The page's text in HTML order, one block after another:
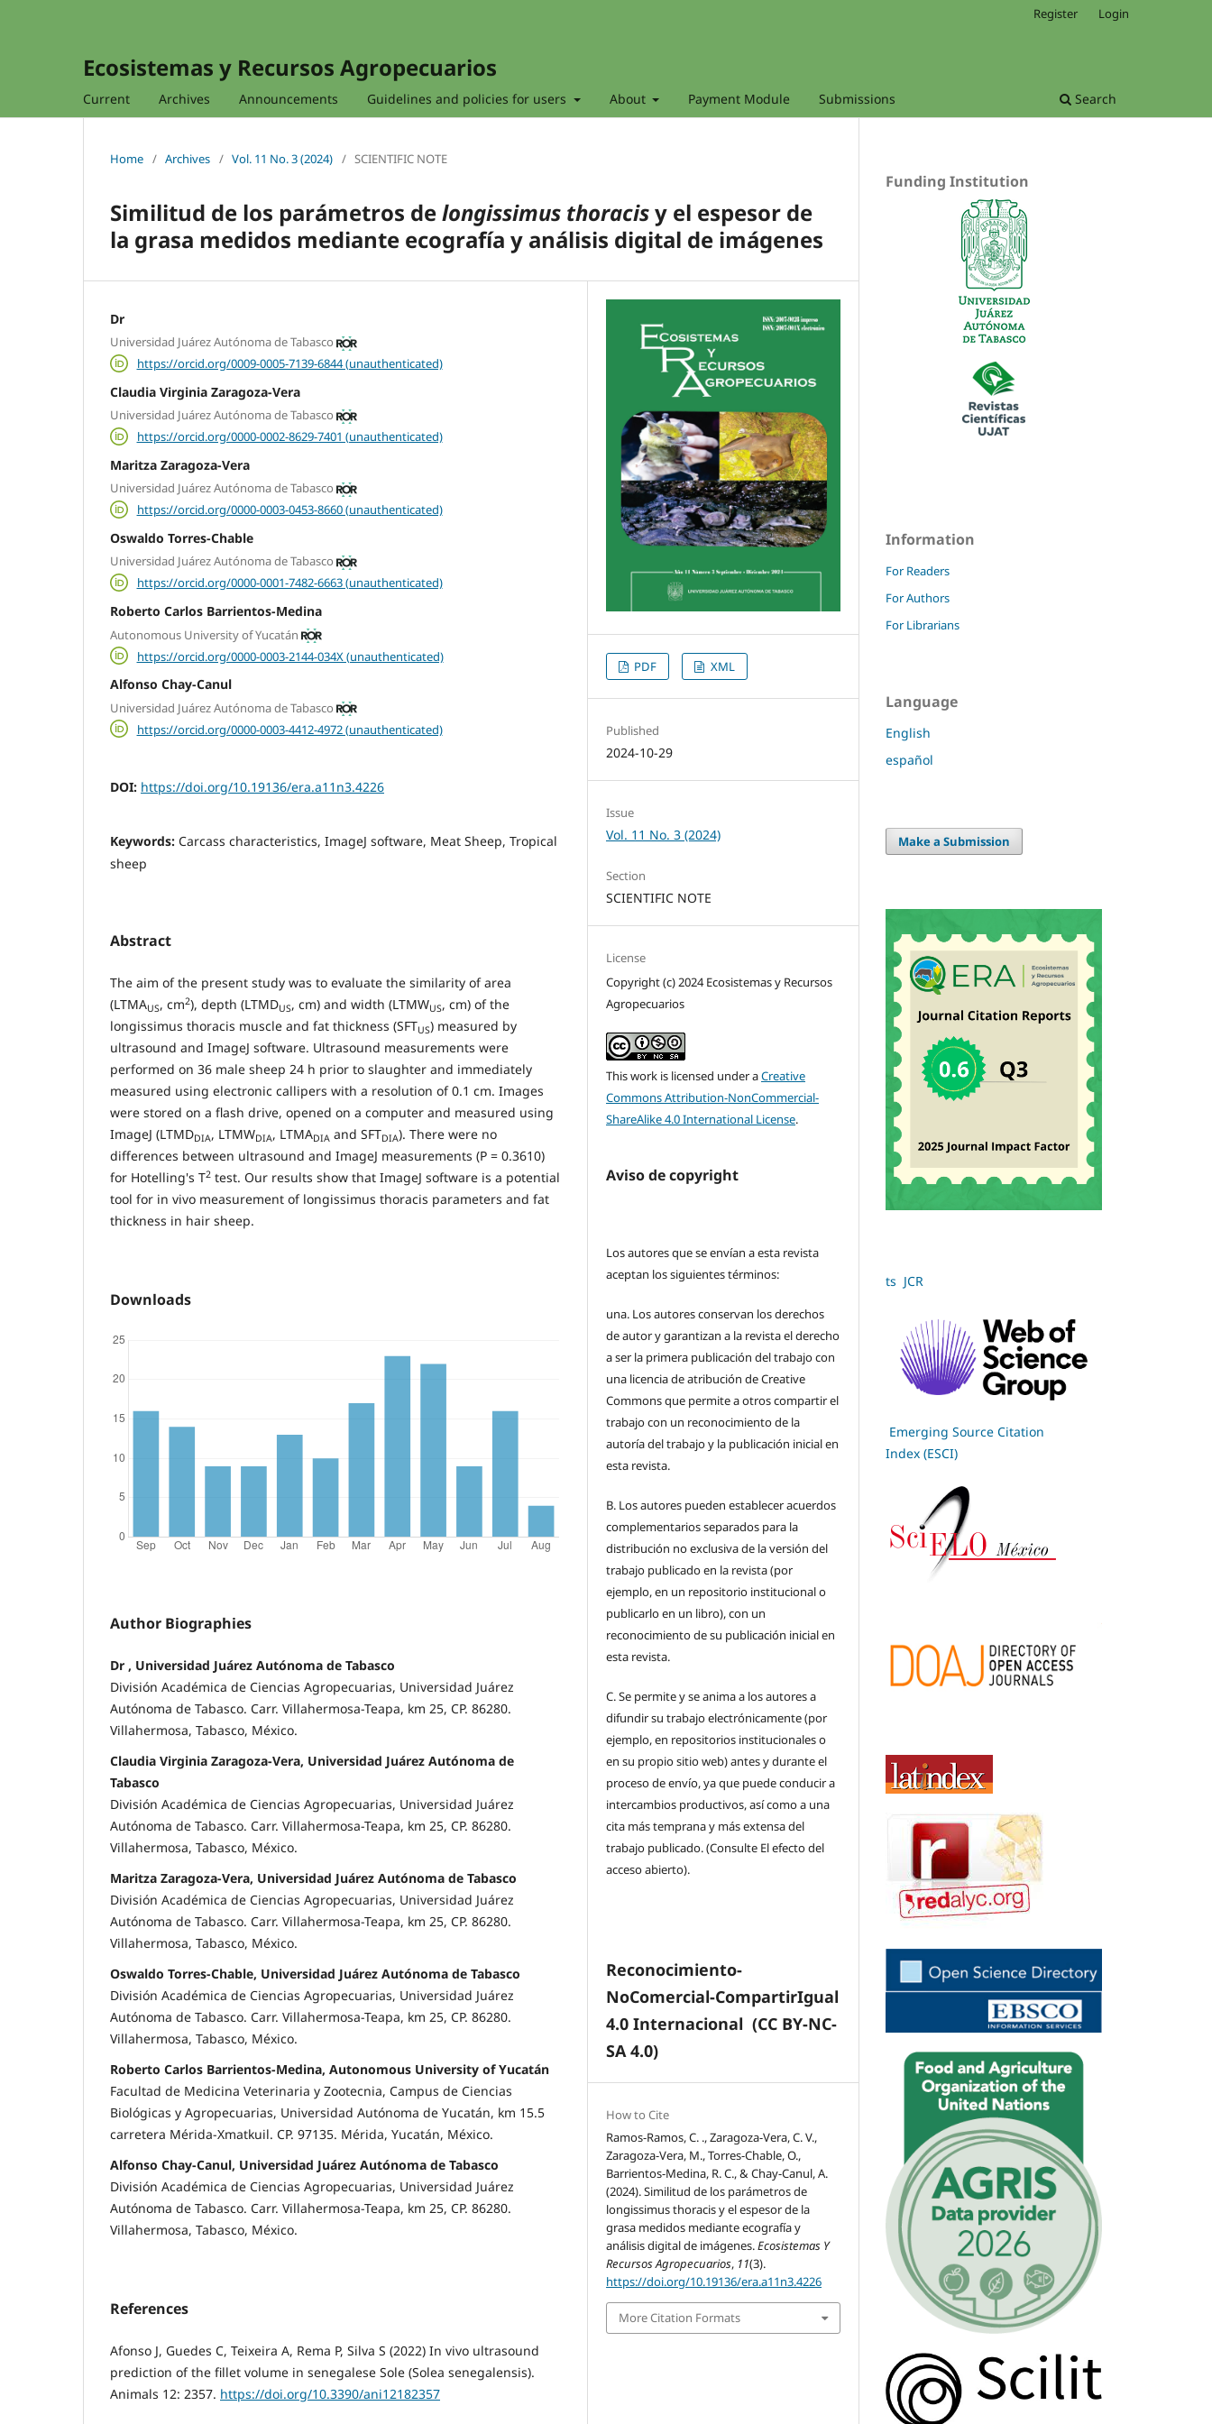
Ecosistemas y Recursos Agropecuarios
Current Archives Announcements Guidelines and policies for users About Payment Module Submissions Search
Register Login
Home / Archives / Vol. 11 No. 3 (2024) / SCIENTIFIC NOTE
Similitud de los parámetros delongissimus thoracisy el espesor de
la grasa medidos mediante ecografía y análisis digital de imágenes
Dr
Universidad Juárez Autónoma de Tabasco
https://orcid.org/0009-0005-7139-6844 (unauthenticated)
Claudia Virginia Zaragoza-Vera
Universidad Juárez Autónoma de Tabasco
https://orcid.org/0000-0002-8629-7401 (unauthenticated)
Maritza Zaragoza-Vera
Universidad Juárez Autónoma de Tabasco
https://orcid.org/0000-0003-0453-8660 (unauthenticated)
Oswaldo Torres-Chable
Universidad Juárez Autónoma de Tabasco
https://orcid.org/0000-0001-7482-6663 (unauthenticated)
Roberto Carlos Barrientos-Medina
Autonomous University of Yucatán
https://orcid.org/0000-0003-2144-034X (unauthenticated)
Alfonso Chay-Canul
Universidad Juárez Autónoma de Tabasco
https://orcid.org/0000-0003-4412-4972 (unauthenticated)
DOI: https://doi.org/10.19136/era.a11n3.4226
Keywords: Carcass characteristics, ImageJ software, Meat Sheep, Tropical
sheep
Abstract
The aim of the present study was to evaluate the similarity of area
(LTMAUS, cm2), depth (LTMDUS, cm) and width (LTMWUS, cm) of the
longissimus thoracis muscle and fat thickness (SFTUS) measured by
ultrasound and ImageJ software. Ultrasound measurements were
performed on 36 male sheep 24 h prior to slaughter and immediately
measured using electronic callipers with a resolution of 0.1 cm. Images
were stored on a flash drive, opened on a computer and measured using
ImageJ (LTMDDIA, LTMWDIA, LTMADIA and SFTDIA). There were no
differences between ultrasound and ImageJ measurements (P = 0.3610)
for Hotelling's T2 test. Our results show that ImageJ software is a potential
tool for in vivo measurement of longissimus thoracis parameters and fat
thickness in hair sheep.
Downloads
Author Biographies
Dr , Universidad Juárez Autónoma de Tabasco
División Académica de Ciencias Agropecuarias, Universidad Juárez
Autónoma de Tabasco. Carr. Villahermosa-Teapa, km 25, CP. 86280.
Villahermosa, Tabasco, México.
Claudia Virginia Zaragoza-Vera, Universidad Juárez Autónoma de
Tabasco
División Académica de Ciencias Agropecuarias, Universidad Juárez
Autónoma de Tabasco. Carr. Villahermosa-Teapa, km 25, CP. 86280.
Villahermosa, Tabasco, México.
Maritza Zaragoza-Vera, Universidad Juárez Autónoma de Tabasco
División Académica de Ciencias Agropecuarias, Universidad Juárez
Autónoma de Tabasco. Carr. Villahermosa-Teapa, km 25, CP. 86280.
Villahermosa, Tabasco, México.
Oswaldo Torres-Chable, Universidad Juárez Autónoma de Tabasco
División Académica de Ciencias Agropecuarias, Universidad Juárez
Autónoma de Tabasco. Carr. Villahermosa-Teapa, km 25, CP. 86280.
Villahermosa, Tabasco, México.
Roberto Carlos Barrientos-Medina, Autonomous University of Yucatán
Facultad de Medicina Veterinaria y Zootecnia, Campus de Ciencias
Biológicas y Agropecuarias, Universidad Autónoma de Yucatán, km 15.5
carretera Mérida-Xmatkuil. CP. 97135. Mérida, Yucatán, México.
Alfonso Chay-Canul, Universidad Juárez Autónoma de Tabasco
División Académica de Ciencias Agropecuarias, Universidad Juárez
Autónoma de Tabasco. Carr. Villahermosa-Teapa, km 25, CP. 86280.
Villahermosa, Tabasco, México.
References
Afonso J, Guedes C, Teixeira A, Rema P, Silva S (2022) In vivo ultrasound
prediction of the fillet volume in senegalese Sole (Solea senegalensis).
Animals 12: 2357. https://doi.org/10.3390/ani12182357
PDF XML
Published
2024-10-29
Issue
Vol. 11 No. 3 (2024)
Section
SCIENTIFIC NOTE
License
Copyright (c) 2024 Ecosistemas y Recursos
Agropecuarios
This work is licensed under aCreative
Commons Attribution-NonCommercial-
ShareAlike 4.0 International License.
Aviso de copyright
Los autores que se envían a esta revista
aceptan los siguientes términos:
una. Los autores conservan los derechos
de autor y garantizan a la revista el derecho
a ser la primera publicación del trabajo con
una licencia de atribución de Creative
Commons que permite a otros compartir el
trabajo con un reconocimiento de la
autoría del trabajo y la publicación inicial en
esta revista.
B. Los autores pueden establecer acuerdos
complementarios separados para la
distribución no exclusiva de la versión del
trabajo publicado en la revista (por
ejemplo, en un repositorio institucional o
publicarlo en un libro), con un
reconocimiento de su publicación inicial en
esta revista.
C.Se permite y se anima a los autores a
difundir su trabajo electrónicamente (por
ejemplo, en repositorios institucionales o
en su propio sitio web) antes y durante el
proceso de envío, ya que puede conducir a
intercambios productivos, así como a una
cita más temprana y más extensa del
trabajo publicado. (Consulte El efecto del
acceso abierto).
Reconocimiento-
NoComercial-CompartirIgual
4.0 Internacional (CC BY-NC-
SA 4.0)
How to Cite
Ramos-Ramos, C. ., Zaragoza-Vera, C. V.,
Zaragoza-Vera, M., Torres-Chable, O.,
Barrientos-Medina, R. C., & Chay-Canul, A.
(2024). Similitud de los parámetros de
longissimus thoracis y el espesor de la
grasa medidos mediante ecografía y
análisis digital de imágenes.Ecosistemas Y
Recursos Agropecuarios, 11(3).
https://doi.org/10.19136/era.a11n3.4226
More Citation Formats
Funding Institution
Information
For Readers
For Authors
For Librarians
Language
English
español
Make a Submission
ts JCR
Emerging Source Citation
Index (ESCI)